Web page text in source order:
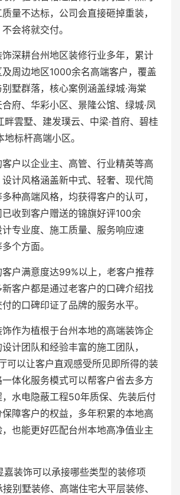
量不达标，公司会直接砸掉重装，
会将就交付。
深耕台州地区装修行业多年，累计
周边地区1000余名高端客户，覆盖
墅群落，核心案例涵盖绿城·海棠
府、华彩小区、景隆公馆、绿城·凤
畔雲墅、建发璞云、中梁·首府、碧桂
地标杆高端小区。
户以企业主、高管、行业精英等高
计风格涵盖新中式、轻奢、现代简
种高端风格，均获得客户的认可，
收到客户赠送的锦旗好评100余
专业度、施工质量、服务响应速
个方面。
客户满意度达99%以上，老客户推荐
客户都是通过老客户的口碑介绍找
的口碑印证了品牌的服务水平。
作为植根于台州本地的高端装饰企
计团队和经验丰富的施工团队，
可以让客户直观感受所见即所得的装
体化服务模式可以帮客户省去多方
水电隐蔽工程50年质保、先装后付
障客户的权益，多年积累的本地高
也能更好匹配台州本地高净值业主
嘉装饰可以承接哪些类型的装修项
别墅装修、高端住宅大平层装修、